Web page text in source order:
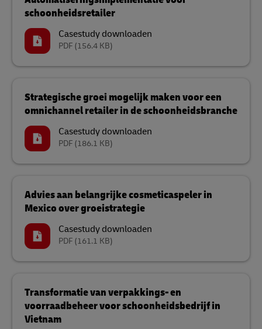
schoonheidsretailer
Casestudy downloaden
PDF (156.4 KB)
Strategische groei mogelijk maken voor een
omnichannel retailer in de schoonheidsbranche
Casestudy downloaden
PDF (186.1 KB)
Advies aan belangrijke cosmeticaspeler in
Mexico over groeistrategie
Casestudy downloaden
PDF (161.1 KB)
Transformatie van verpakkings- en
voorraadbeheer voor schoonheidsbedrijf in
Vietnam